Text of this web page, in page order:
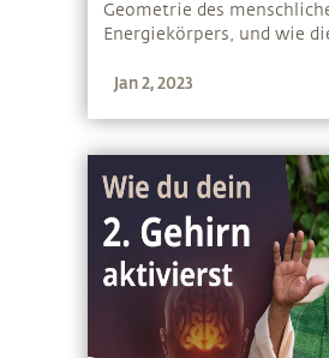
Geometrie des
Energiekörpers, und wie
Sonnensystems selbst ist
Jan 2, 2023